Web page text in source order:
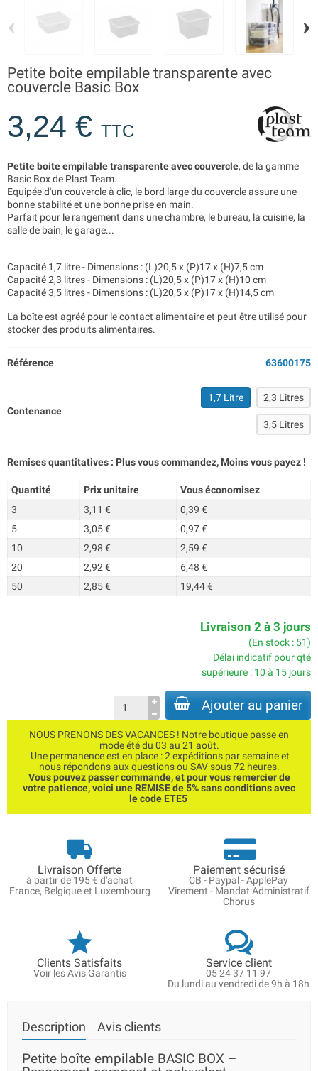
‹ ›
Petite boite empilable transparente avec
couvercle Basic Box
3,24 € TTC
Petite boite empilable transparente avec couvercle, de la gamme
Basic Box de Plast Team.
Equipée d'un couvercle à clic, le bord large du couvercle assure une
bonne stabilité et une bonne prise en main.
Parfait pour le rangement dans une chambre, le bureau, la cuisine, la
salle de bain, le garage...
Capacité 1,7 litre - Dimensions : (L)20,5 x (P)17 x (H)7,5 cm
Capacité 2,3 litres - Dimensions : (L)20,5 x (P)17 x (H)10 cm
Capacité 3,5 litres - Dimensions : (L)20,5 x (P)17 x (H)14,5 cm
La boîte est agréé pour le contact alimentaire et peut être utilisé pour
stocker des produits alimentaires.
Référence 63600175
Contenance
1,7 Litre 2,3 Litres
3,5 Litres
Remises quantitatives : Plus vous commandez, Moins vous payez !
Quantité Prix unitaire
Vous économisez
3
3,11 €
0,39 €
5
3,05 €
0,97 €
10
2,98 €
2,59 €
20
2,92 €
6,48 €
50
2,85 € 19,44 €
Livraison 2 à 3 jours
(En stock : 51)
Délai indicatif pour qté
supérieure : 10 à 15 jours
Ajouter au panier
NOUS PRENONS DES VACANCES ! Notre boutique passe en
mode été du 03 au 21 août.
Une permanence est en place : 2 expéditions par semaine et
nous répondons aux questions ou SAV sous 72 heures.
Vous pouvez passer commande, et pour vous remercier de
votre patience, voici une REMISE de 5% sans conditions avec
le code ETE5
Livraison Offerte
à partir de 195 € d'achat
France, Belgique et Luxembourg
Paiement sécurisé
CB - Paypal - ApplePay
Virement - Mandat Administratif
Chorus
Clients Satisfaits
Voir les Avis Garantis
Service client
05 24 37 11 97
Du lundi au vendredi de 9h à 18h
Description Avis clients
Petite boîte empilable BASIC BOX –